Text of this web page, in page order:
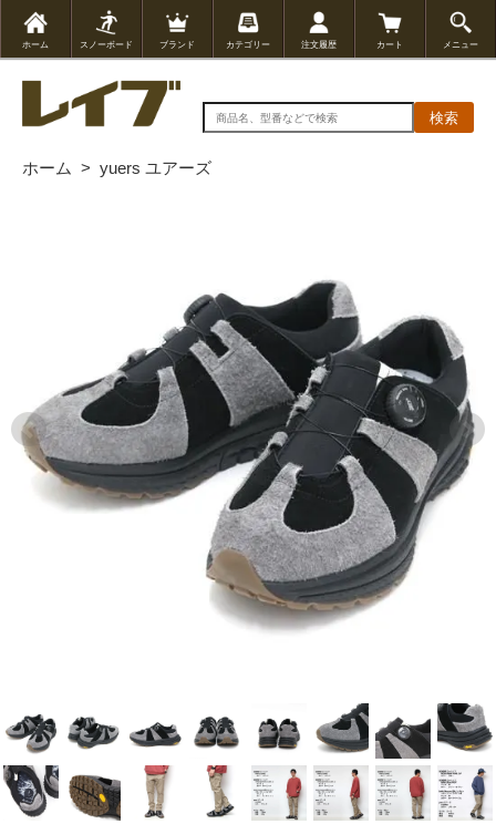
ホーム スノーボード ブランド カテゴリー 注文履歴 カート メニュー
検索
ホーム > yuers ユアーズ